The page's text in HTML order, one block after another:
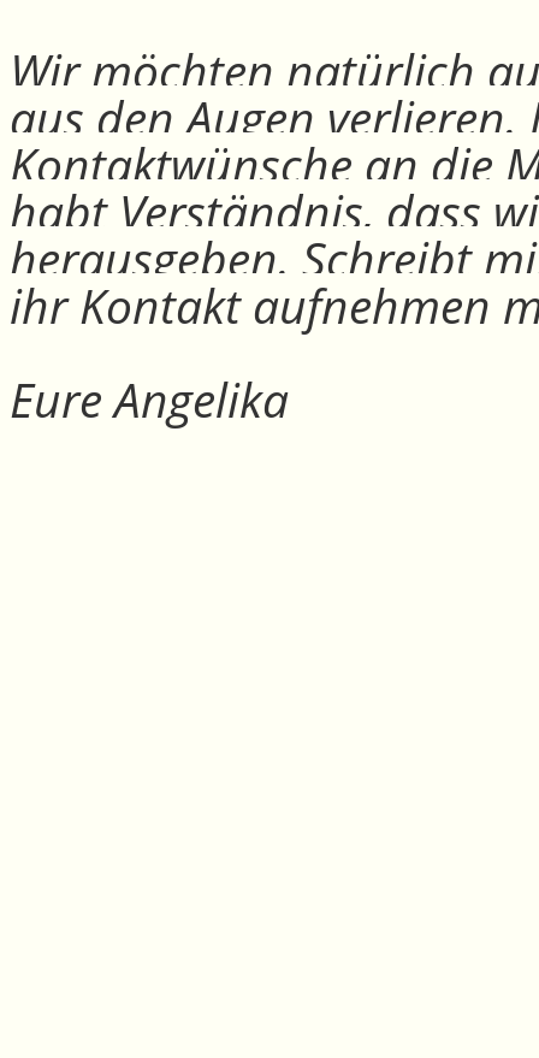
Wir möchten natürlich
aus den Augen
Kontaktwünsche an die
habt Verständnis, dass
herausgeben. Schreibt
ihr Kontakt aufnehmen
Eure Angelika